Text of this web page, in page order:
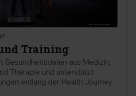
Training
Gesundheitsdaten aus Medizin,
Therapie und unterstützt
entlang der Health Journey.